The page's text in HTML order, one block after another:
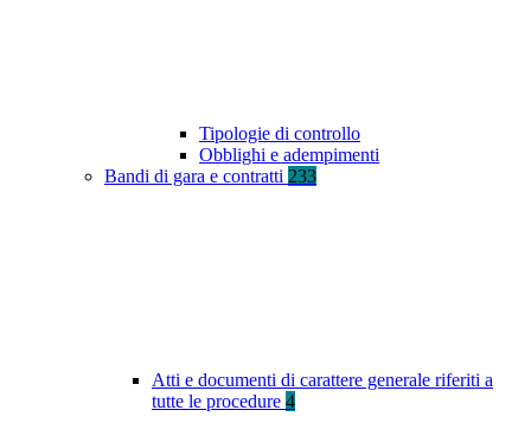
Tipologie di controllo
Obblighi e adempimenti
Bandi di gara e contratti 233
Atti e documenti di carattere generale riferiti a
tutte le procedure 4